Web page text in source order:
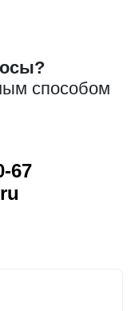
способом
67